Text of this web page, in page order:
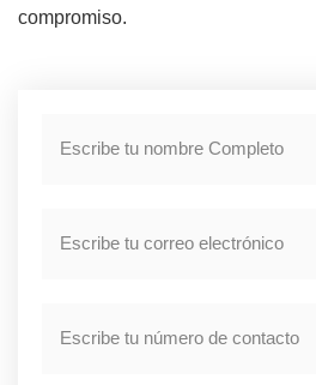
compromiso.